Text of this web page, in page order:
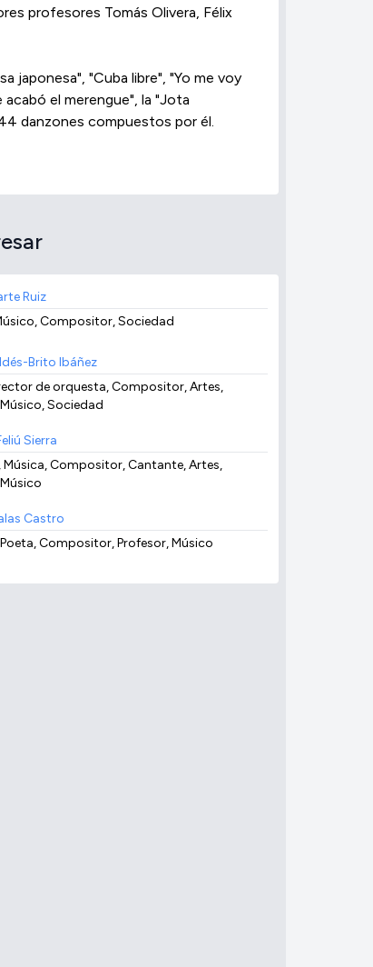
profesores Tomás Olivera, Félix
japonesa", "Cuba libre", "Yo me voy
el merengue", la "Jota
danzones compuestos por él.
Ruiz
Compositor, Sociedad
Brito Ibáñez
de orquesta, Compositor, Artes,
Sociedad
Sierra
Compositor, Cantante, Artes,
Castro
Compositor, Profesor, Músico